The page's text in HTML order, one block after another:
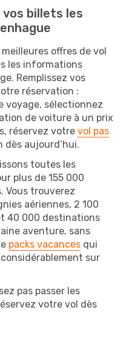
billets les
offres de vol
les informations
Remplissez vos
réservation :
voyage, sélectionnez
de voiture à un prix
réservez votre vol pas
dès aujourd’hui.
toutes les
plus de 155 000
Vous trouverez
aériennes, 2 100
40 000 destinations
aventure, sans
packs vacances qui
sur
pas passer les
votre vol dès